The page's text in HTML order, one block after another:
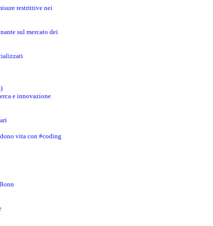
restrittive nei
sul mercato dei
e innovazione
vita con #coding